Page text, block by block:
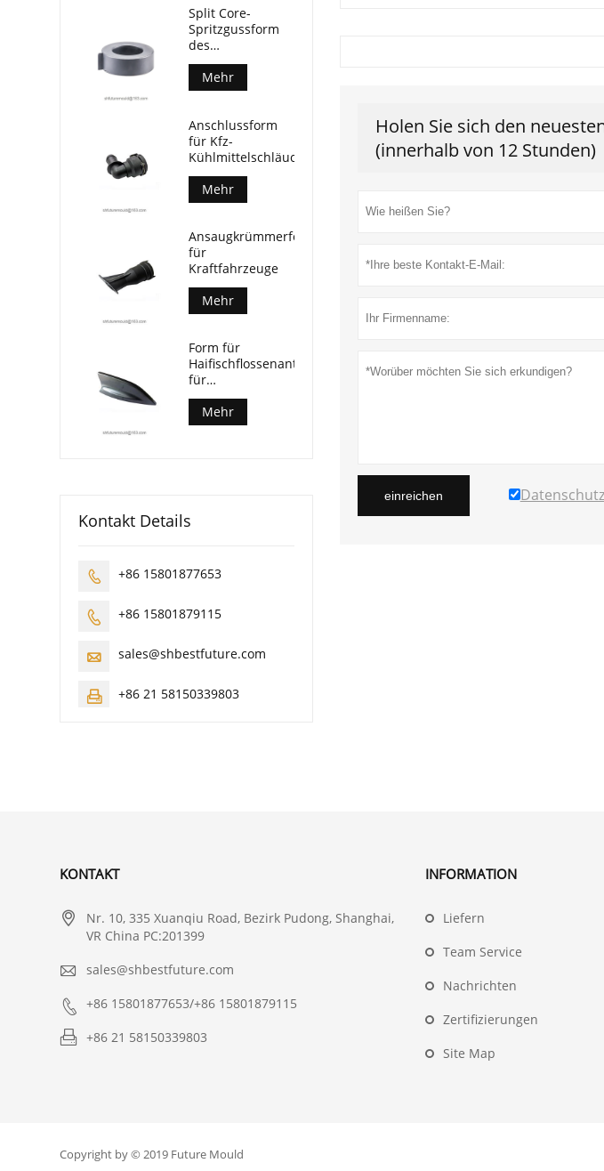
Holen Sie sich den
(innerhalb von 12 Stunden)
einreichen
Split Core-
Spritzgussform
des
Stromwandlers
Mehr
Anschlussform
für Kfz-
Kühlmittelschläuche
Mehr
Ansaugkrümmerform
für
Kraftfahrzeuge
Mehr
Form für
Haifischflossenantennen
für
Kraftfahrzeuge
Mehr
Kontakt Details
 +86 15801877653
 +86 15801879115
 sales@shbestfuture.com
 +86 21 58150339803
KONTAKT

Nr. 10, 335 Xuanqiu Road, Bezirk Pudong, Shanghai,
VR China PC:201399
 sales@shbestfuture.com
 +86 15801877653/+86 15801879115
 +86 21 58150339803
INFORMATION
Liefern
Team Service
Nachrichten
Zertifizierungen
Site Map
Copyright by © 2019 Future Mould